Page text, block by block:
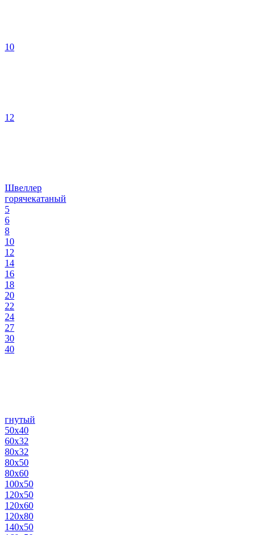
10
12
Швеллер
горячекатаный
5
6
8
10
12
14
16
18
20
22
24
27
30
40
гнутый
50х40
60х32
80х32
80х50
80х60
100х50
120х50
120х60
120х80
140х50